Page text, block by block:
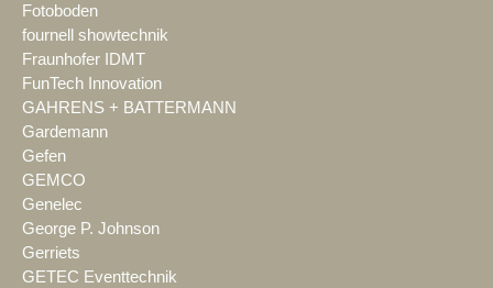
Fotoboden
fournell showtechnik
Fraunhofer IDMT
FunTech Innovation
GAHRENS + BATTERMANN
Gardemann
Gefen
GEMCO
Genelec
George P. Johnson
Gerriets
GETEC Eventtechnik